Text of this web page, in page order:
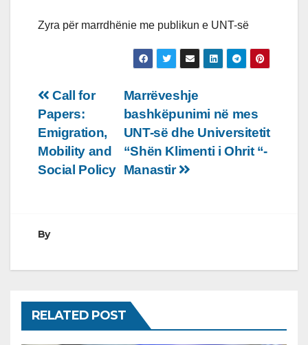
Zyra për marrdhënie me publikun e UNT-së
Lëvizje
te
postimet
Marrëveshje
bashkëpunimi në mes
UNT-së dhe Universitetit
“Shën Klimenti i Ohrit “-
Manastir
Call for
Papers:
Emigration,
Mobility and
Social Policy
By
RELATED POST